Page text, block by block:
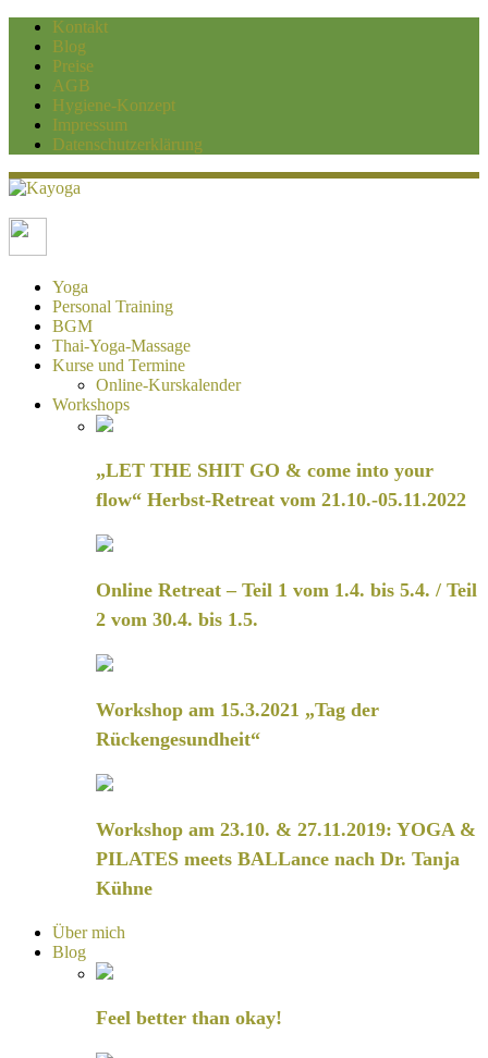
Kontakt
Blog
Preise
AGB
Hygiene-Konzept
Impressum
Datenschutzerklärung
Kayoga
Yoga und Personaltraining Duisburg
Yoga
Personal Training
BGM
Thai-Yoga-Massage
Kurse und Termine
Online-Kurskalender
Workshops
„LET THE SHIT GO & come into your
flow“ Herbst-Retreat vom 21.10.-05.11.2022
Online Retreat – Teil 1 vom 1.4. bis 5.4. / Teil
2 vom 30.4. bis 1.5.
Workshop am 15.3.2021 „Tag der
Rückengesundheit“
Workshop am 23.10. & 27.11.2019: YOGA &
PILATES meets BALLance nach Dr. Tanja
Kühne
Über mich
Blog
Feel better than okay!